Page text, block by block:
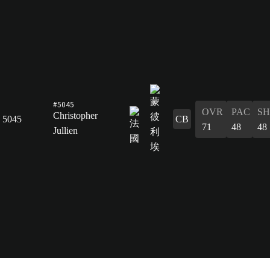
5045
#5045
Christopher
Jullien
CB
OVR
71
PAC
48
48